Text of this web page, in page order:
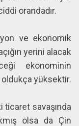
orandadır.
ve ekonomik
yerini alacak
ekonominin
oldukça yüksektir.
ticaret savaşında
olsa da Çin